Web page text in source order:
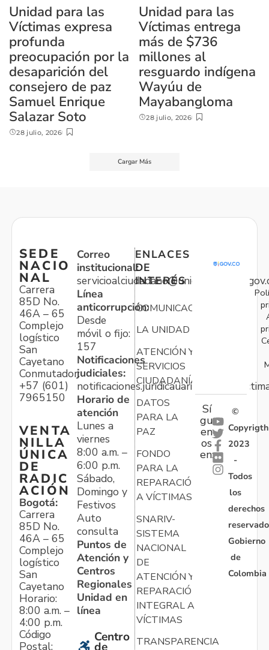
Unidad para las
Víctimas expresa
profunda
preocupación por la
desaparición del
consejero de paz
Samuel Enrique
Salazar Soto
28 julio, 2026
Unidad para las
Víctimas entrega
más de $736
millones al
resguardo indígena
Wayúu de
Mayabangloma
28 julio, 2026
Cargar Más
SEDE
NACIO
NAL
Carrera
85D No.
46A – 65
Complejo
logístico
San
Cayetano
Conmutador:
+57 (601)
7965150
VENTA
NILLA
ÚNICA
DE
RADIC
ACIÓN
Bogotá:
Carrera
85D No.
46A – 65
Complejo
logístico
San
Cayetano
Horario:
8:00 a.m. –
4:00 p.m.
Código
Postal:
Correo
institucional:
Línea
anticorrupción:
Desde
móvil o fijo:
157
Notificaciones
judiciales:
Horario de
atención
Lunes a
viernes
8:00 a.m. –
6:00 p.m.
Sábado,
Domingo y
Festivos
Auto
consulta
Puntos de
Atención y
Centros
Regionales
Unidad en
línea
Centro
ENLACES
DE
INTERÉS
COMUNICACIONES
LA UNIDAD
ATENCIÓN Y
SERVICIOS
CIUDADANÍA
DATOS
PARA LA
PAZ
FONDO
PARA LA
REPARACIÓN
A VÍCTIMAS
SNARIV-
SISTEMA
NACIONAL
DE
ATENCIÓN Y
REPARACIÓN
INTEGRAL A
VÍCTIMAS
TRANSPARENCIA
Sí
gu
en
os
en:
©
Copyrigth
2023
-
Todos
los
derechos
Gobierno
de
Colombia